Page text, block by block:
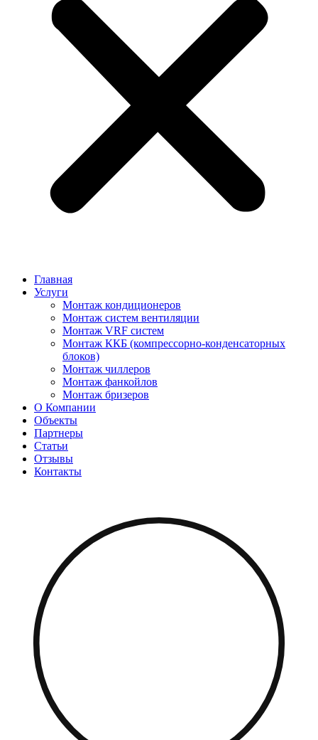
Главная
Услуги
Монтаж кондиционеров
Монтаж cистем вентиляции
Монтаж VRF систем
Монтаж ККБ (компрессорно-конденсаторных
блоков)
Монтаж чиллеров
Монтаж фанкойлов
Монтаж бризеров
О Компании
Объекты
Партнеры
Статьи
Отзывы
Контакты